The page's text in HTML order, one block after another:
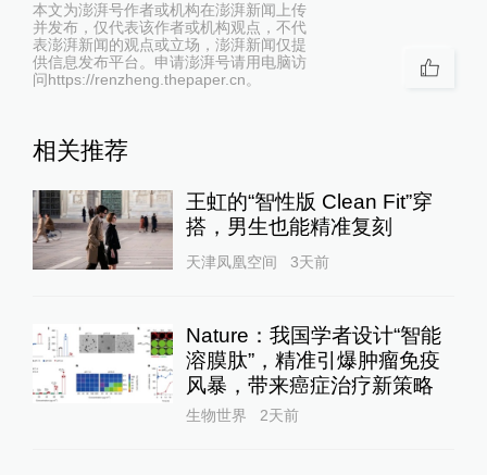
本文为澎湃号作者或机构在澎湃新闻上传
并发布，仅代表该作者或机构观点，不代
表澎湃新闻的观点或立场，澎湃新闻仅提
供信息发布平台。申请澎湃号请用电脑访
问https://renzheng.thepaper.cn。
相关推荐
王虹的“智性版 Clean Fit”穿
搭，男生也能精准复刻
天津凤凰空间 3天前
Nature：我国学者设计“智能
溶膜肽”，精准引爆肿瘤免疫
风暴，带来癌症治疗新策略
生物世界 2天前